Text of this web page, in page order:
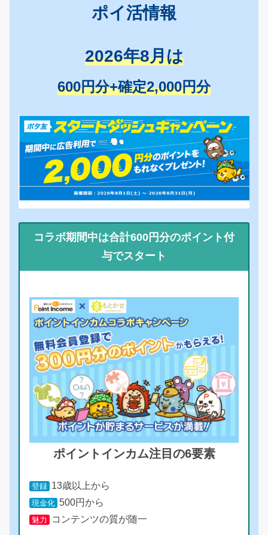
ポイ活情報
2026年8月は
600円分+確定2,000円分
コラボ期間中は合計600円分のポイント付
与でスタート
ポイントインカム注目の6要素
登録 13歳以上から
現金化 500円から
魅力 コンテンツの質が随一